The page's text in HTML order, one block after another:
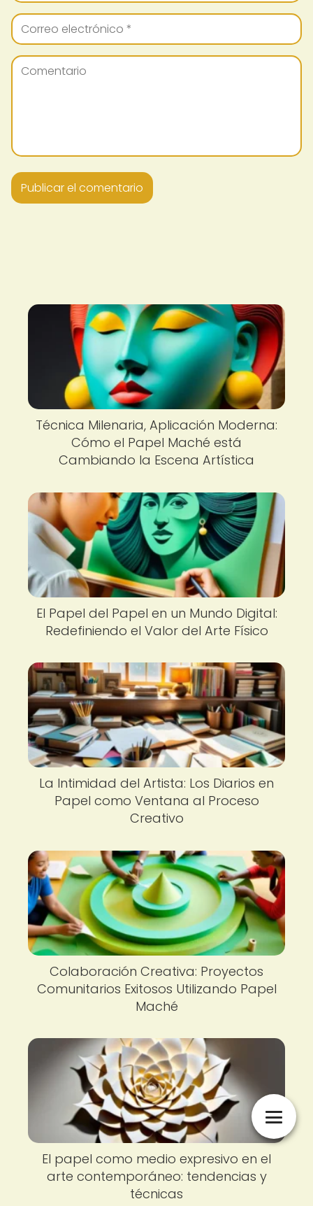
Técnica Milenaria, Aplicación Moderna:
Cómo el Papel Maché está
Cambiando la Escena Artística
El Papel del Papel en un Mundo Digital:
Redefiniendo el Valor del Arte Físico
La Intimidad del Artista: Los Diarios en
Papel como Ventana al Proceso
Creativo
Colaboración Creativa: Proyectos
Comunitarios Exitosos Utilizando Papel
Maché
El papel como medio expresivo en el
arte contemporáneo: tendencias y
técnicas